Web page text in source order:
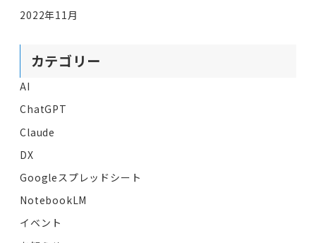
2022年11月
カテゴリー
AI
ChatGPT
Claude
DX
Googleスプレッドシート
NotebookLM
イベント